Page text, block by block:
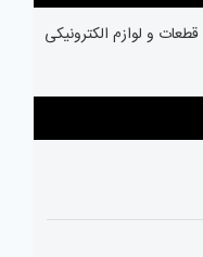
قطعات و لوازم الکترونیکی